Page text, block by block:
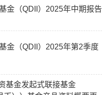
金（QDII）2025年中期报告
金（QDII）2025年第2季度
基金发起式联接基金